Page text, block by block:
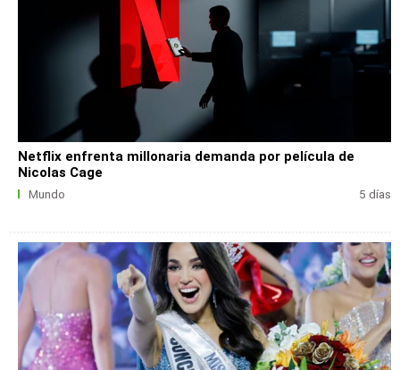
Netflix enfrenta millonaria demanda por película de
Nicolas Cage
Mundo 5 días